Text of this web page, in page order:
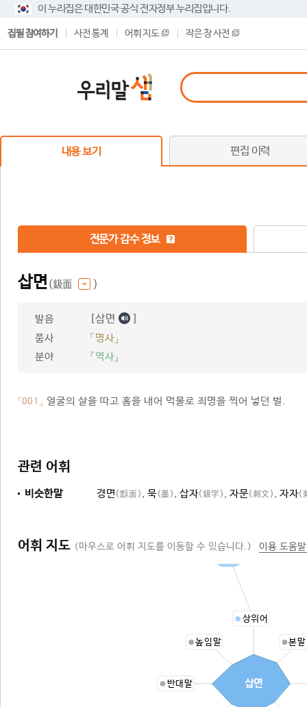
이 누리집은 대한민국 공식 전자정부 누리집입니다.
집필 참여하기 사전 통계 어휘 지도 작은 창 사전
내용 보기 편집 이력
전문가 감수 정보
삽면(鈒面 )
발음 [삼면 ]
품사
「명사」
분야
『역사』
「001」 얼굴의 살을 따고 홈을 내어 먹물로 죄명을 찍어 넣던 벌.
관련 어휘
비슷한말 경면 (黥面) , 묵(墨) , 삽자(鈒字) , 자문(刺文) , 자자(
어휘 지도 (마우스로 어휘 지도를 이동할 수 있습니다.) 이용 도움
상위어
본
반대말
높임말
삽면